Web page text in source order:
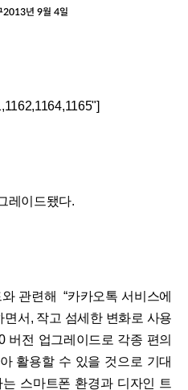
2013년 9월 4일
레이드됐다.
관련해 “카카오톡 서비스에
서, 작고 섬세한 변화로 사용
버전 업그레이드로 각종 편의
활용할 수 있을 것으로 기대
스마트폰 환경과 디자인 트